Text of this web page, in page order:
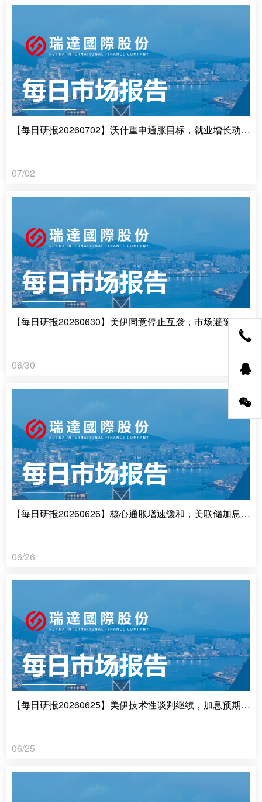
【每日研报20260702】沃什重申通胀目标，就业增长动能减弱
07/02
【每日研报20260630】美伊同意停止互袭，市场避险溢价收窄
06/30
【每日研报20260626】核心通胀增速缓和，美联储加息担忧缓解
06/26
【每日研报20260625】美伊技术性谈判继续，加息预期制约金价
06/25